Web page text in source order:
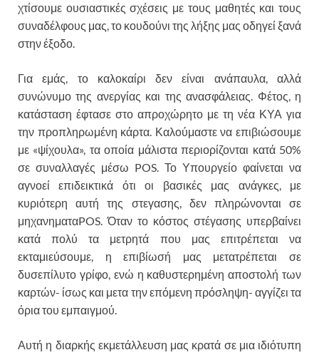
χτίσουμε ουσιαστικές σχέσεις με τους μαθητές και τους
συναδέλφους μας, το κουδούνι της λήξης μας οδηγεί ξανά
στην έξοδο.
Για εμάς, το καλοκαίρι δεν είναι ανάπαυλα, αλλά
συνώνυμο της ανεργίας και της ανασφάλειας. Φέτος, η
κατάσταση έφτασε στο απροχώρητο με τη νέα ΚΥΑ για
την προπληρωμένη κάρτα. Καλούμαστε να επιβιώσουμε
με «ψίχουλα», τα οποία μάλιστα περιορίζονται κατά 50%
σε συναλλαγές μέσω POS. Το Υπουργείο φαίνεται να
αγνοεί επιδεικτικά ότι οι βασικές μας ανάγκες, με
κυριότερη αυτή της στεγασης, δεν πληρώνονται σε
μηχανηματαPOS. Όταν το κόστος στέγασης υπερβαίνει
κατά πολύ τα μετρητά που μας επιτρέπεται να
εκταμιεύσουμε, η επιβίωσή μας μετατρέπεται σε
δυσεπίλυτο γρίφο, ενώ η καθυστερημένη αποστολή των
καρτών- ίσως και μετα την επόμενη πρόσληψη- αγγίζει τα
όρια του εμπαιγμού.
Αυτή η διαρκής εκμετάλλευση μας κρατά σε μια ιδιότυπη